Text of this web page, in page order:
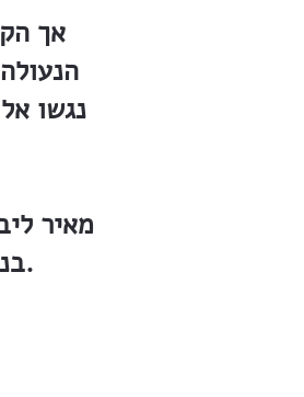
אך
נגשו
מאיר
בנותיו על החיילים והכום ושחררו את אביהן. אחר כך החזירו הנשים את החפצים הביתה.